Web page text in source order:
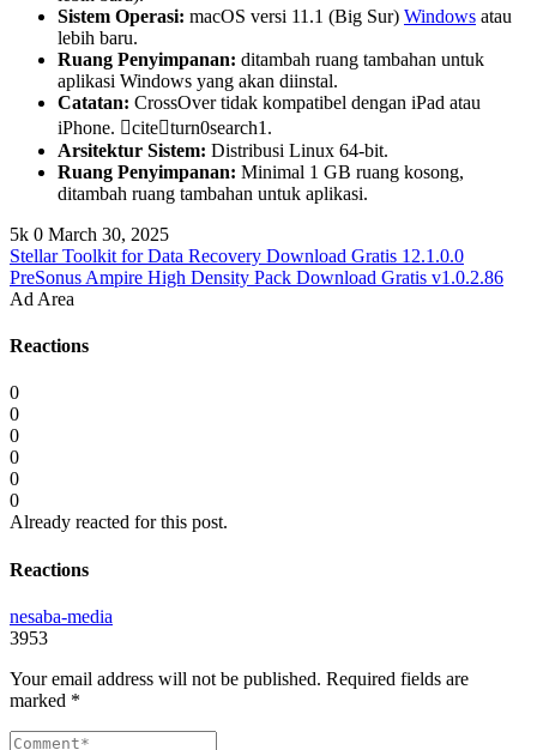
Sistem Operasi: macOS versi 11.1 (Big Sur) Windows atau
lebih baru.
Ruang Penyimpanan: ditambah ruang tambahan untuk
aplikasi Windows yang akan diinstal.
Catatan: CrossOver tidak kompatibel dengan iPad atau
iPhone. citeturn0search1.
Arsitektur Sistem: Distribusi Linux 64-bit.
Ruang Penyimpanan: Minimal 1 GB ruang kosong,
ditambah ruang tambahan untuk aplikasi.
5k 0 March 30, 2025
Stellar Toolkit for Data Recovery Download Gratis 12.1.0.0
PreSonus Ampire High Density Pack Download Gratis v1.0.2.86
Ad Area
Reactions
0
0
0
0
0
0
Already reacted for this post.
Reactions
nesaba-media
3953
Your email address will not be published. Required fields are
marked *